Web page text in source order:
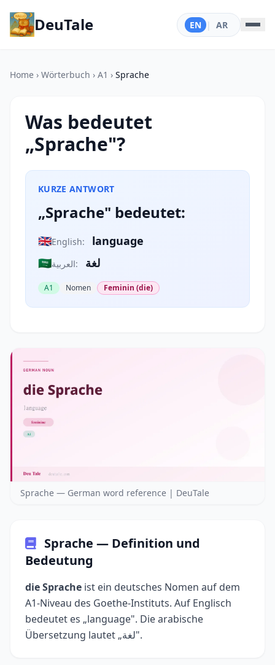
DeuTale EN | AR
Home › Wörterbuch › A1 › Sprache
Was bedeutet
„Sprache"?
KURZE ANTWORT
„Sprache" bedeutet:
🇬🇧English:
language
🇸🇦
العربية: لغة
A1 Nomen Feminin (die)
Sprache — German word reference | DeuTale
Sprache — Definition und
Bedeutung
die Sprache ist ein deutsches Nomen auf dem
A1-Niveau des Goethe-Instituts. Auf Englisch
bedeutet es „language". Die arabische
Übersetzung lautet „لغة".